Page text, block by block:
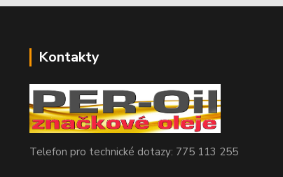
Kontakty
Telefon pro technické dotazy: 775 113 255